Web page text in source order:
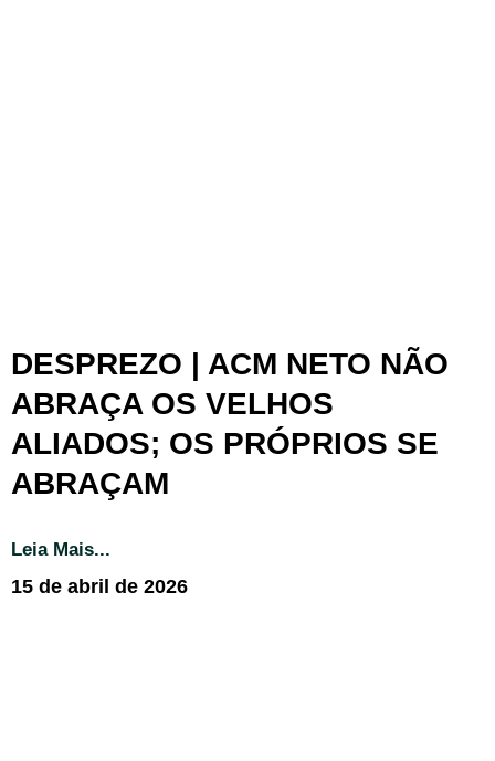
DESPREZO | ACM NETO NÃO
ABRAÇA OS VELHOS
ALIADOS; OS PRÓPRIOS SE
ABRAÇAM
Leia Mais...
15 de abril de 2026